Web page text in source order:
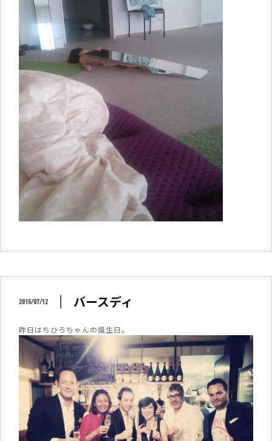
2015/07/12 バースディ
昨日はちひろちゃんの誕生日。